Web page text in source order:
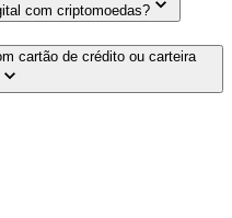
com criptomoedas?
cartão de crédito ou carteira